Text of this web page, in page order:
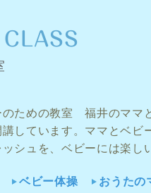
のための教室 福井のママ
講しています。ママとベ
シュを、ベビーには楽し
ベビー体操 おうたの